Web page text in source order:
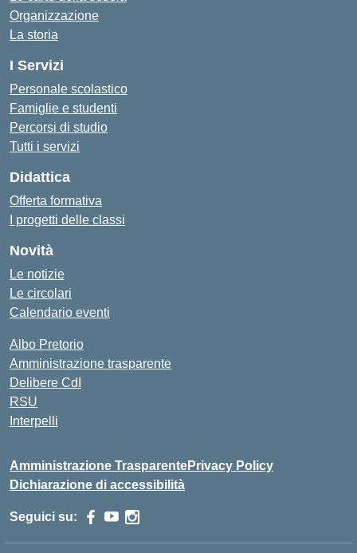
Organizzazione
La storia
I Servizi
Personale scolastico
Famiglie e studenti
Percorsi di studio
Tutti i servizi
Didattica
Offerta formativa
I progetti delle classi
Novità
Le notizie
Le circolari
Calendario eventi
Albo Pretorio
Amministrazione trasparente
Delibere CdI
RSU
Interpelli
Amministrazione TrasparentePrivacy Policy
Dichiarazione di accessibilità
Seguici su: